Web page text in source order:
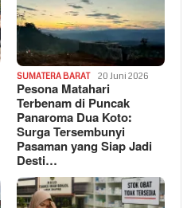
SUMATERA BARAT 20 Juni 2026
Pesona Matahari
Terbenam di Puncak
Panaroma Dua Koto:
Surga Tersembunyi
Pasaman yang Siap Jadi
Desti…